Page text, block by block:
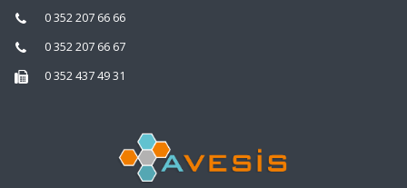
0 352 207 66 66
0 352 207 66 67
0 352 437 49 31